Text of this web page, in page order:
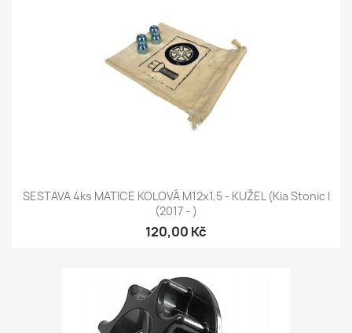
SESTAVA 4ks MATICE KOLOVÁ M12x1,5 - KUŽEL (Kia Stonic I
(2017 - )
120,00 Kč